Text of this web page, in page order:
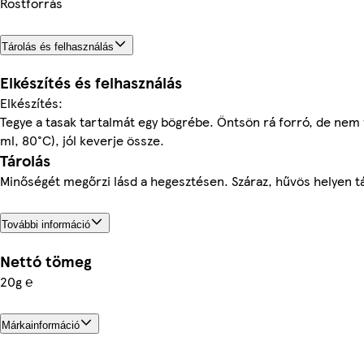
Tárolás és felhasználás
Elkészítés és felhasználás
Elkészítés:
Tegye a tasak tartalmát egy bögrébe. Öntsön rá forró, de
ml, 80°C), jól keverje össze.
Tárolás
Minőségét megőrzi lásd a hegesztésen. Száraz, hűvös helyen
További információ
Nettó tömeg
20g ℮
Márkainformáció